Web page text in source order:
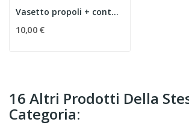
Vasetto propoli + contagocce confezione da 25...
10,00 €
16 Altri Prodotti Della
Categoria: